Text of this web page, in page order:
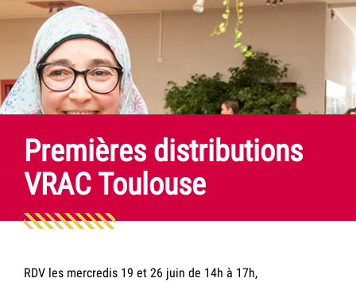
Premières distributions
VRAC Toulouse
RDV les mercredis 19 et 26 juin de 14h à 17h,